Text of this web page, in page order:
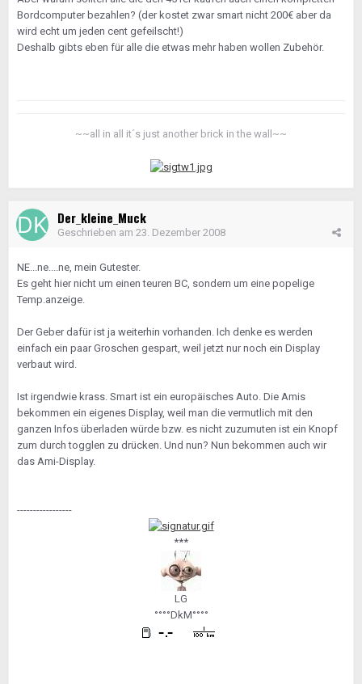
Bordcomputer bezahlen? (der kostet zwar smart nicht 200€ aber da
wird echt um jeden cent gefeilscht!)
Deshalb gibts eben für alle die etwas mehr haben wollen Zubehör.
~~all in all it´s just another brick in the wall~~
Der_kleine_Muck
Geschrieben am 23. Dezember 2008
NE...ne....ne, mein Gutester.
Es geht hier nicht um einen teuren BC, sondern um eine popelige
Temp.anzeige.
Der Geber dafür ist ja weiterhin vorhanden. Ich denke es werden
einfach ein paar Groschen gespart, weil jetzt nur noch ein Display
verbaut wird.
Ist irgendwie krass. Smart ist ein europäisches Auto. Die Amis
bekommen ein eigenes Display, weil man die vermutlich mit den
ganzen Infos überladen würde bzw. es nicht zuzumuten ist ein Knopf
zum durch togglen zu drücken. Und nun? Nun bekommen auch wir
das Ami-Display.
-----------------
***
LG
°°°°DkM°°°°